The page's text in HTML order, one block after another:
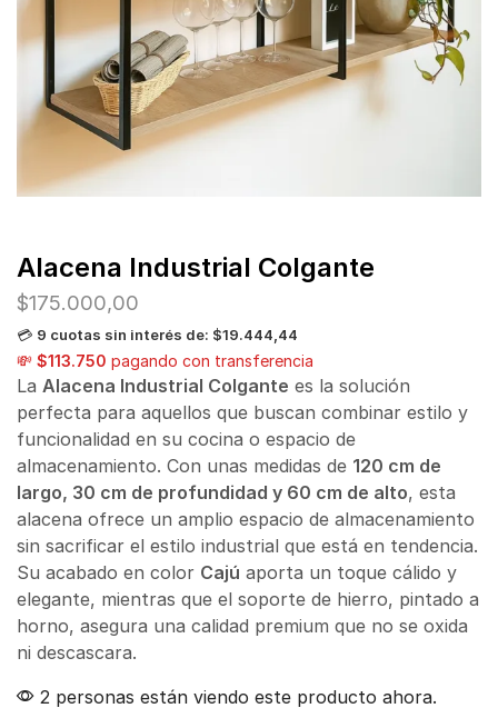
Alacena Industrial Colgante
$175.000,00
💳 9 cuotas sin interés de: $19.444,44
💸 $113.750 pagando con transferencia
La Alacena Industrial Colgante es la solución
perfecta para aquellos que buscan combinar estilo y
funcionalidad en su cocina o espacio de
almacenamiento. Con unas medidas de 120 cm de
largo, 30 cm de profundidad y 60 cm de alto, esta
alacena ofrece un amplio espacio de almacenamiento
sin sacrificar el estilo industrial que está en tendencia.
Su acabado en color Cajú aporta un toque cálido y
elegante, mientras que el soporte de hierro, pintado a
horno, asegura una calidad premium que no se oxida
ni descascara.
2 personas están viendo este producto ahora.